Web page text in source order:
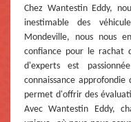
Chez Wantestin Eddy,
inestimable des
Mondeville, nous nous
confiance pour le rachat
d'experts est
connaissance
permet d'offrir des
Avec Wantestin Eddy,